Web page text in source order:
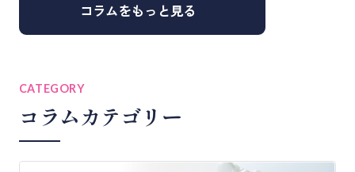
コラムをもっと見る
CATEGORY
コラムカテゴリー